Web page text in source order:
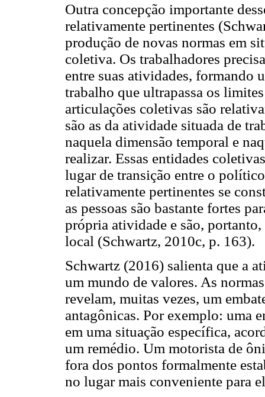
Outra concepção importante
relativamente pertinentes
produção de novas normas em
coletiva. Os trabalhadores
entre suas atividades, formando
trabalho que ultrapassa os
articulações coletivas são
são as da atividade situada de
naquela dimensão temporal e
realizar. Essas entidades
lugar de transição entre o
relativamente pertinentes se
as pessoas são bastante fortes
própria atividade e são, portanto,
local (Schwartz, 2010c, p. 163).
Schwartz (2016) salienta que a
um mundo de valores. As
revelam, muitas vezes, um
antagônicas. Por exemplo: uma
em uma situação específica,
um remédio. Um motorista de
fora dos pontos formalmente
no lugar mais conveniente para